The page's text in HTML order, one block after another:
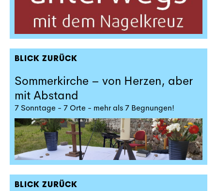
BLICK ZURÜCK
Sommerkirche – von Herzen, aber
mit Abstand
7 Sonntage - 7 Orte - mehr als 7 Begnungen!
BLICK ZURÜCK